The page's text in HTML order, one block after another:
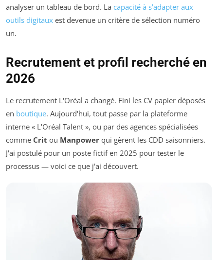
analyser un tableau de bord. La capacité à s'adapter aux
outils digitaux est devenue un critère de sélection numéro
un.
Recrutement et profil recherché en
2026
Le recrutement L'Oréal a changé. Fini les CV papier déposés
en boutique. Aujourd'hui, tout passe par la plateforme
interne « L'Oréal Talent », ou par des agences spécialisées
comme Crit ou Manpower qui gèrent les CDD saisonniers.
J'ai postulé pour un poste fictif en 2025 pour tester le
processus — voici ce que j'ai découvert.